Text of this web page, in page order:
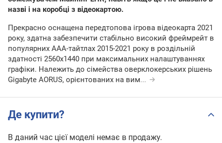
назві і на коробці з відеокартою.
Прекрасно оснащена передтопова ігрова відеокарта 2021
року, здатна забезпечити стабільно високий фреймрейт в
популярних ААА-тайтлах 2015-2021 року в роздільній
здатності 2560х1440 при максимальних налаштуваннях
графіки. Належить до сімейства оверклокерських рішень
Gigabyte AORUS, орієнтованих на вим...
Де купити?
В даний час цієї моделі немає в продажу.